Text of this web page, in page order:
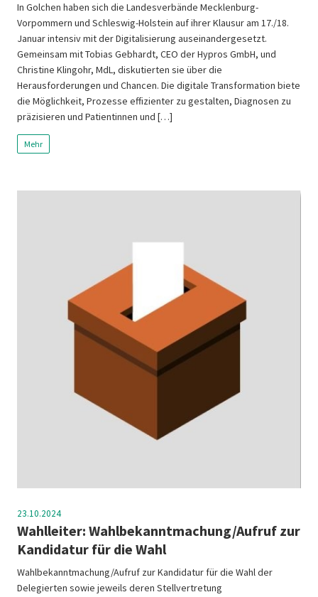
In Golchen haben sich die Landesverbände Mecklenburg-
Vorpommern und Schleswig-Holstein auf ihrer Klausur am 17./18.
Januar intensiv mit der Digitalisierung auseinandergesetzt.
Gemeinsam mit Tobias Gebhardt, CEO der Hypros GmbH, und
Christine Klingohr, MdL, diskutierten sie über die
Herausforderungen und Chancen. Die digitale Transformation biete
die Möglichkeit, Prozesse effizienter zu gestalten, Diagnosen zu
präzisieren und Patientinnen und […]
Mehr
23.10.2024
Wahlleiter: Wahlbekanntmachung/Aufruf zur
Kandidatur für die Wahl
Wahlbekanntmachung/Aufruf zur Kandidatur für die Wahl der
Delegierten sowie jeweils deren Stellvertretung